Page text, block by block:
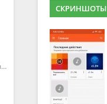
Мессенджеры и клиенты голосового общения
СКРИНШОТЫ